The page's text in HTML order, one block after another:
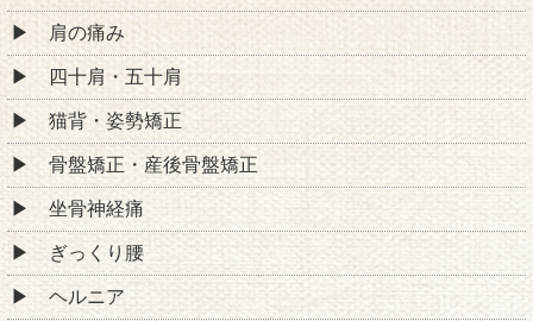
肩の痛み
四十肩・五十肩
猫背・姿勢矯正
骨盤矯正・産後骨盤矯正
坐骨神経痛
ぎっくり腰
ヘルニア